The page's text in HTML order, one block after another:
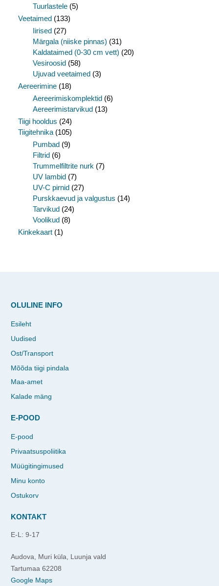
Tuurlastele (5)
Veetaimed (133)
Iirised (27)
Märgala (niiske pinnas) (31)
Kaldataimed (0-30 cm vett) (20)
Vesiroosid (58)
Ujuvad veetaimed (3)
Aereerimine (18)
Aereerimiskomplektid (6)
Aereerimistarvikud (13)
Tiigi hooldus (24)
Tiigitehnika (105)
Pumbad (9)
Filtrid (6)
Trummelfiltrite nurk (7)
UV lambid (7)
UV-C pirnid (27)
Purskkaevud ja valgustus (14)
Tarvikud (24)
Voolikud (8)
Kinkekaart (1)
OLULINE INFO
Esileht
Uudised
Ost/Transport
Mõõda tiigi pindala
Maa-amet
Kalade mäng
E-POOD
E-pood
Privaatsuspoliitika
Müügitingimused
Minu konto
Ostukorv
KONTAKT
E-L: 9-17
Audova, Muri küla, Luunja vald
Tartumaa 62208
Google Maps